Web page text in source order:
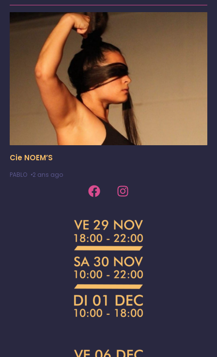
Cie NOEM’S
PABLO 2 ans ago